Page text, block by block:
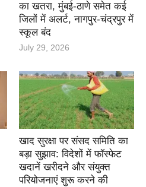
का खतरा, मुंबई-ठाणे समेत कई
जिलों में अलर्ट, नागपुर-चंद्रपुर में
स्कूल बंद
July 29, 2026
खाद सुरक्षा पर संसद समिति का
बड़ा सुझाव: विदेशों में फॉस्फेट
खदानें खरीदने और संयुक्त
परियोजनाएं शुरू करने की